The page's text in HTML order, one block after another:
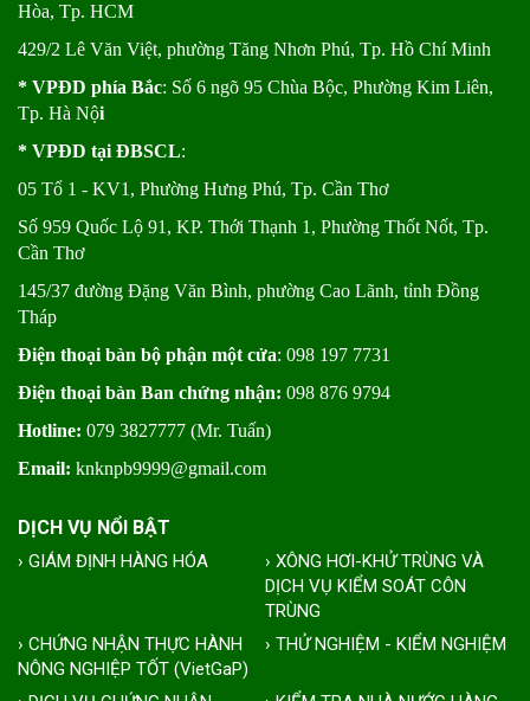
Hòa, Tp. HCM
429/2 Lê Văn Việt, phường Tăng Nhơn Phú, Tp. Hồ Chí Minh
* VPĐD phía Bắc: Số 6 ngõ 95 Chùa Bộc, Phường Kim Liên,
Tp. Hà Nội
* VPĐD tại ĐBSCL:
05 Tổ 1 - KV1, Phường Hưng Phú, Tp. Cần Thơ
Số 959 Quốc Lộ 91, KP. Thới Thạnh 1, Phường Thốt Nốt, Tp.
Cần Thơ
145/37 đường Đặng Văn Bình, phường Cao Lãnh, tỉnh Đồng
Tháp
Điện thoại bàn bộ phận một cửa: 098 197 7731
Điện thoại bàn Ban chứng nhận: 098 876 9794
Hotline: 079 3827777 (Mr. Tuấn)
Email: knknpb9999@gmail.com
DỊCH VỤ NỔI BẬT
› CHỨNG NHẬN THỰC HÀNH
NÔNG NGHIỆP TỐT (VietGaP)
› THỬ NGHIỆM - KIỂM NGHIỆM
› GIÁM ĐỊNH HÀNG HÓA
› XÔNG HƠI-KHỬ TRÙNG VÀ
DỊCH VỤ KIỂM SOÁT CÔN
TRÙNG